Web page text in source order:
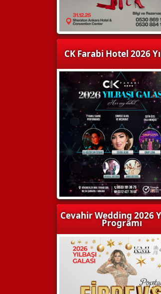
CK Farabi Hotel 2026
Cevahir Wedding 2026
Programı